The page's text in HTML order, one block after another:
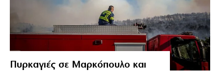
Πυρκαγιές σε Μαρκόπουλο και